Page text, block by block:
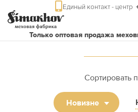
Единый контакт - центр
Только оптовая продажа
Сортировать
Новизне